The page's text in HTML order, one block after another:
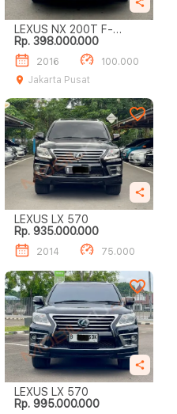
LEXUS NX 200T F-
SPORT
Rp. 398.000.000
2016
100.000
Jakarta Pusat
LEXUS LX 570
Rp. 935.000.000
2014 75.000
LEXUS LX 570
Rp. 995.000.000